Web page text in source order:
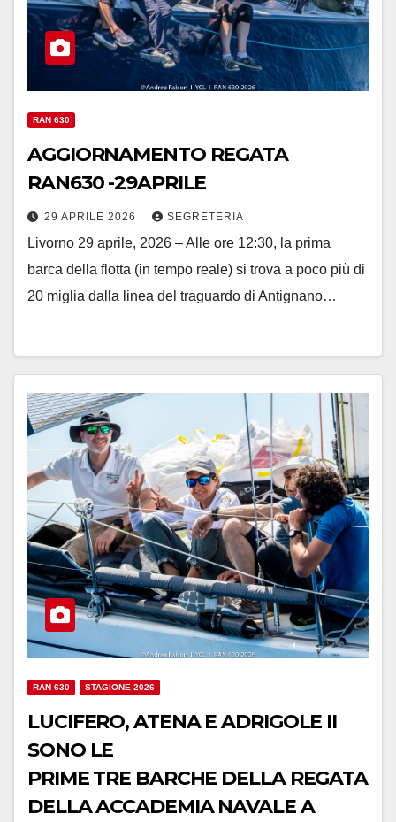
RAN 630
AGGIORNAMENTO REGATA
RAN630 -29APRILE
29 APRILE 2026 SEGRETERIA
Livorno 29 aprile, 2026 – Alle ore 12:30, la prima
barca della flotta (in tempo reale) si trova a poco più di
20 miglia dalla linea del traguardo di Antignano…
RAN 630 STAGIONE 2026
LUCIFERO, ATENA E ADRIGOLE II
SONO LE
PRIME TRE BARCHE DELLA REGATA
DELLA ACCADEMIA NAVALE A